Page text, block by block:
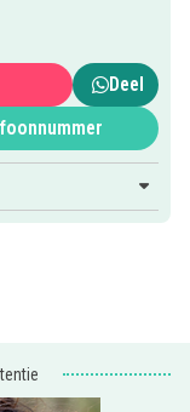
van het spel is
Bij
en daar gelden
op de website van
in Fryslân. Kijk
Deel